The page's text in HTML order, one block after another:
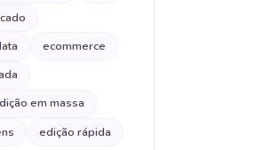
ecommerce
em massa
edição rápida